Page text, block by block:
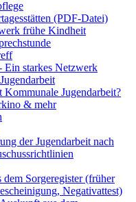
(PDF-Datei)
frühe Kindheit
starkes Netzwerk
Kommunale Jugendarbeit?
& mehr
der Jugendarbeit nach
dem Sorgeregister (früher
Negativattest)